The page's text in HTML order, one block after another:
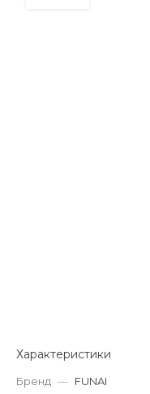
Характеристики
Бренд — FUNAI